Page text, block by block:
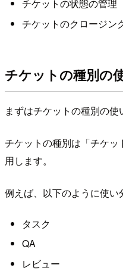
チケットの状態の管理
チケットのクロージン
チケットの種別の
まずはチケットの種別の使
チケットの種別は「チケ
用します。
例えば、以下のように使い
タスク
QA
レビュー